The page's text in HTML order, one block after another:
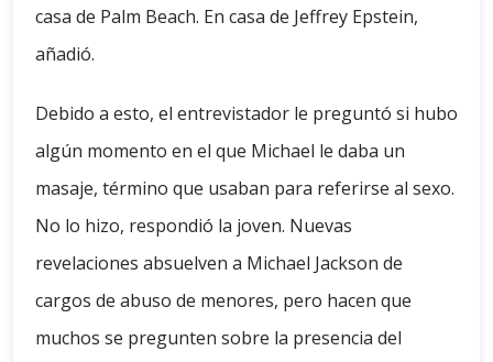
casa de Palm Beach. En casa de Jeffrey Epstein,
añadió.
Debido a esto, el entrevistador le preguntó si hubo
algún momento en el que Michael le daba un
masaje, término que usaban para referirse al sexo.
No lo hizo, respondió la joven. Nuevas
revelaciones absuelven a Michael Jackson de
cargos de abuso de menores, pero hacen que
muchos se pregunten sobre la presencia del